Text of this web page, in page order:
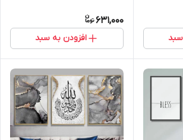
سبد
631,000
افزودن به سبد